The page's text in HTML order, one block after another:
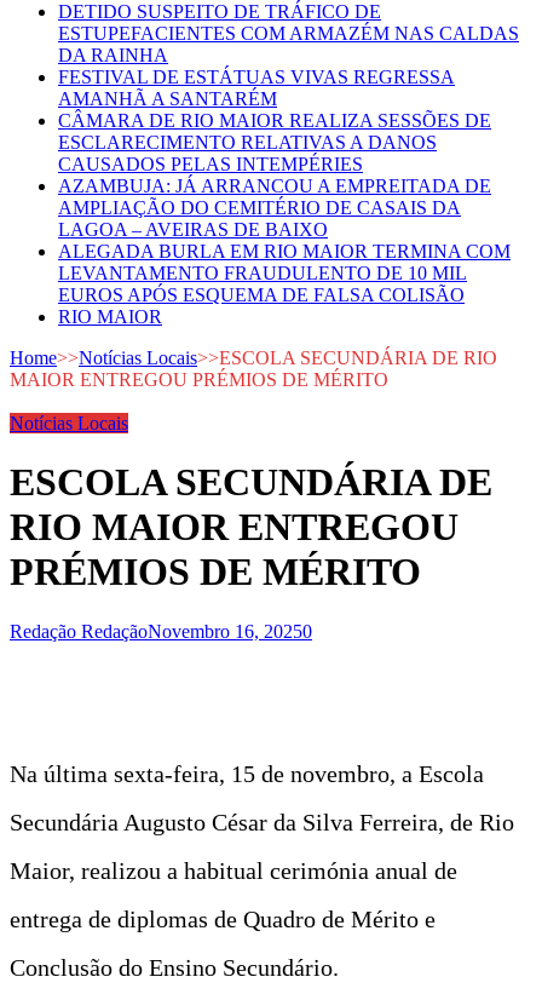
DETIDO SUSPEITO DE TRÁFICO DE
ESTUPEFACIENTES COM ARMAZÉM NAS CALDAS
DA RAINHA
FESTIVAL DE ESTÁTUAS VIVAS REGRESSA
AMANHÃ A SANTARÉM
CÂMARA DE RIO MAIOR REALIZA SESSÕES DE
ESCLARECIMENTO RELATIVAS A DANOS
CAUSADOS PELAS INTEMPÉRIES
AZAMBUJA: JÁ ARRANCOU A EMPREITADA DE
AMPLIAÇÃO DO CEMITÉRIO DE CASAIS DA
LAGOA – AVEIRAS DE BAIXO
ALEGADA BURLA EM RIO MAIOR TERMINA COM
LEVANTAMENTO FRAUDULENTO DE 10 MIL
EUROS APÓS ESQUEMA DE FALSA COLISÃO
RIO MAIOR
Home>>Notícias Locais>>ESCOLA SECUNDÁRIA DE RIO
MAIOR ENTREGOU PRÉMIOS DE MÉRITO
Notícias Locais
ESCOLA SECUNDÁRIA DE
RIO MAIOR ENTREGOU
PRÉMIOS DE MÉRITO
Redação RedaçãoNovembro 16, 20250
Na última sexta-feira, 15 de novembro, a Escola
Secundária Augusto César da Silva Ferreira, de Rio
Maior, realizou a habitual cerimónia anual de
entrega de diplomas de Quadro de Mérito e
Conclusão do Ensino Secundário.